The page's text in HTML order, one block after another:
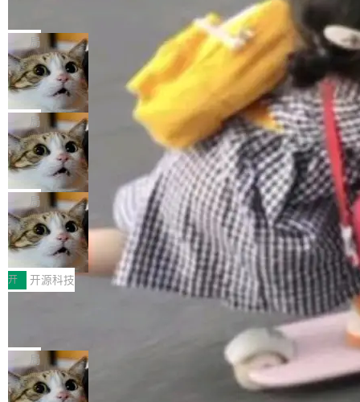
式”为主题，直面AI从实验室走向规模化产业落地
的核心质量命题。会上，《2026智能研发生产力
工具选型手册》发布，Testin云测的Testin XAge
nt智能测试系统入选AI测试领域代表产品。对CI
O而言，这提示了一个转变：AI测试正在从效率
工具升级为企业的质量基础设施。 CIO面对的新
现实 过去两年，CIO们的焦虑清单上多了两项：
一是如何让大模型和智能体应用安全地从PoC走
向生产，二是如何让测试团队跟得上AI应用...
有一种东西，一旦用过就回不去了。Alex Fedos
eev 管它叫"软件设计的基石"。 他说的东西不新
鲜——代数数据类型（ADT），尤其是和类型
（sum type）。但他说清楚了一件事：这不是类
型系统的学术体操，是日常编码的思维方式。 文
章从一个简单的例子切入。一个网站的深色主题
设置，如果用布尔值 + 可空字段来表示——bool
ean 表示是否可切换，nullable 的默认模式、浅
色方案、深色方案——会产生大量无意义的组
合。方案缺了、配置冲突了、全 null 了。要知道
哪些组合有效，作者说，你得靠"文档、校验、或
者部落知识"。 换个写法。Rust 的 enum，两个
变体：Switchable...
局
Cloudflare 开源内部企业 AI 平台 Clou
dflare OS
Cloudflare 发布了一个开源项目 Cloudflare O
S。如果你只看官方博客，你会觉得这是又一
个"AI 知识库 + 聊天机器人"——每个大厂都在
做，没什么新鲜的。 但 Kenton Varda 在 Twitte
r 上把事情说清楚了： 今天我们发布了 Cloudfla
re OS，一个带连接器的聊天机器人，跟其他所
有科技公司做的一样。只不过，实际上它不一
样。这是 Sandstorm.io 的重制版，我十年前的
那个创业公司。不同的是，这次它构建在 Cloudf
lare Workers 上——我花了九年时间搭建的平台
——并且深度集成了 AI。这基本上是我十年秘密
局
Deno 团队开源 Celld，可自托管的分
布式 Durable Objects
Ryan Dahl 领导的 Deno 团队推出了最新开源项
目 Celld，一个能在自己机器上运行 Cloudflare
Workers 和 Durable Objects 的守护进程。 设
计思路很直接：每个对象是一个独立的 SQLite
数据库，按名称寻址，复制到你自己的 S3 兼容
存储库里。节点之间只通过这个存储库协调——
没有控制平面，没有共识协议。每个对象自带一
个小型数据库，应用天然按分片构建，单个数据
库的竞争和爆炸半径问题在设计层面就被消除
了。 闲置的 cell 会休眠到几乎不占资源。当 cel
l 迁移或唤醒时，新宿主从 S3 恢复 SQLite 数据
库继续执行。存储库是持久化的唯一真相...
局
鲁大师7月新机性能/流畅/AI榜：vivo夺
性能、流畅双第一，三星Galaxy Z系列
新折叠缺席
2026年7月的手机市场，由于存储等硬件成本暴
增，手机厂商的日子也不好过啊，新机速度明显
放缓，因此硝烟味淡了许多。新机参数规格除开
Fold8 / Z Flip8）外，其余要么是中低端机器，
例如iQOO Z11i、REDMI Note 17、REDMI No
te 17 Pro、OPPO K15，要么是vivo X300 E这
样的次旗舰。 Galaxy Z Fold8 Ultra / Z Fold8 /
开 开源科技
Zed 编辑器团队发布了新项目——DeltaDB，一
个在 git commit 之间记录每一次编辑操作的版
本控制系统。目前处于 Early Access 阶段。 De
ltaDB 的核心思路直接写在 landing page 最显
局
SpaceXAI 单季资本开支达 183 亿美元